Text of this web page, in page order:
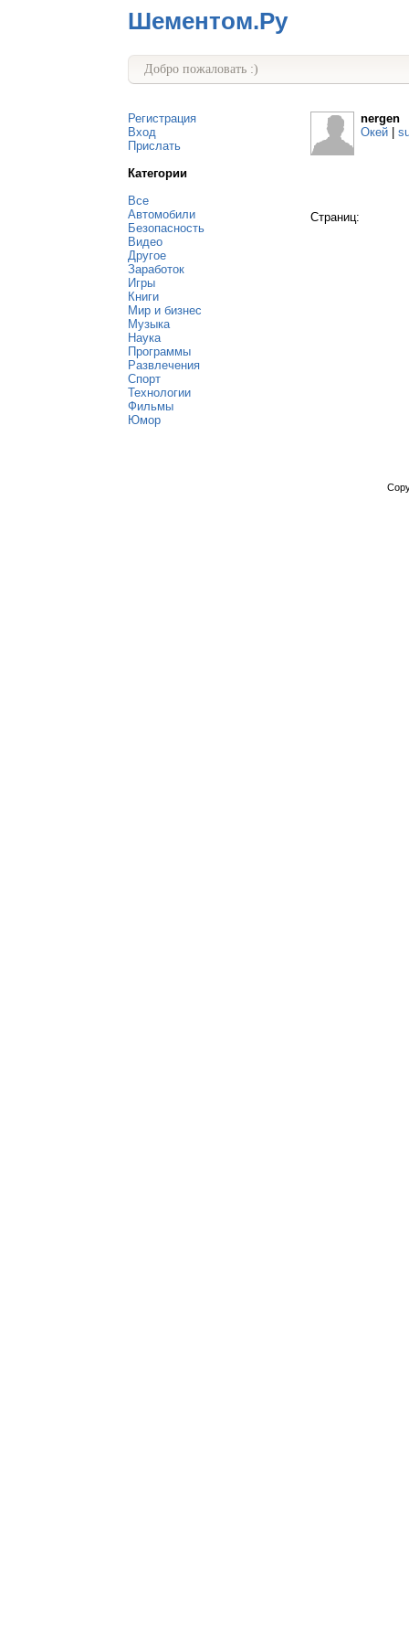
Шементом.Ру
Добро пожаловать :)
Регистрация
Вход
Прислать
Категории
Все
Автомобили
Безопасность
Видео
Другое
Заработок
Игры
Книги
Мир и бизнес
Музыка
Наука
Программы
Развлечения
Спорт
Технологии
Фильмы
Юмор
nergen
Окей
Страниц: